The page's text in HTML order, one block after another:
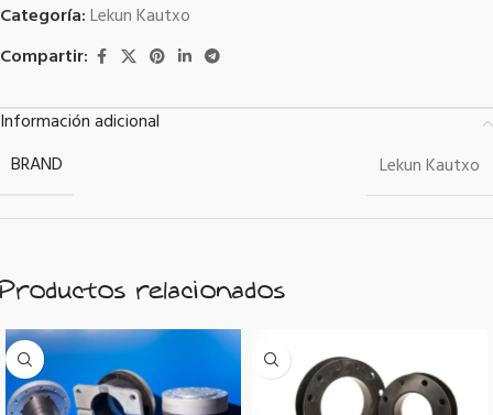
Categoría:Lekun Kautxo
Compartir:
Información adicional
BRAND
Lekun Kautxo
Productos relacionados